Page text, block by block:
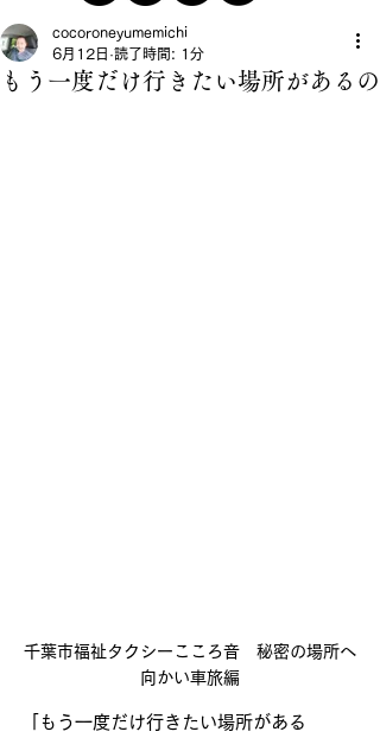
もう一度だけ行きたい場所があるの
cocoroneyumemichi
6月12日 読了時間: 1分
千葉市福祉タクシーこころ音　秘密の場所へ
向かい車旅編
「もう一度だけ行きたい場所がある